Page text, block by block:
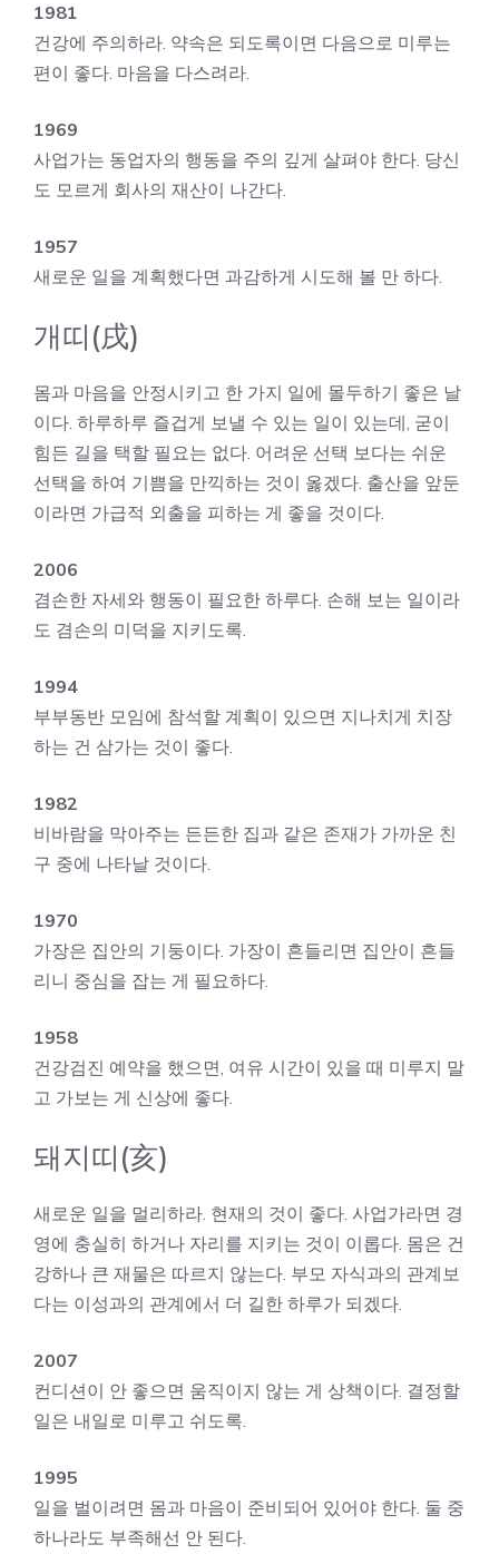
1981
건강에 주의하라. 약속은 되도록이면 다음으로 미루는
편이 좋다. 마음을 다스려라.
1969
사업가는 동업자의 행동을 주의 깊게 살펴야 한다. 당신
도 모르게 회사의 재산이 나간다.
1957
새로운 일을 계획했다면 과감하게 시도해 볼 만 하다.
개띠(戌)
몸과 마음을 안정시키고 한 가지 일에 몰두하기 좋은 날
이다. 하루하루 즐겁게 보낼 수 있는 일이 있는데, 굳이
힘든 길을 택할 필요는 없다. 어려운 선택 보다는 쉬운
선택을 하여 기쁨을 만끽하는 것이 옳겠다. 출산을 앞둔
이라면 가급적 외출을 피하는 게 좋을 것이다.
2006
겸손한 자세와 행동이 필요한 하루다. 손해 보는 일이라
도 겸손의 미덕을 지키도록.
1994
부부동반 모임에 참석할 계획이 있으면 지나치게 치장
하는 건 삼가는 것이 좋다.
1982
비바람을 막아주는 든든한 집과 같은 존재가 가까운 친
구 중에 나타날 것이다.
1970
가장은 집안의 기둥이다. 가장이 흔들리면 집안이 흔들
리니 중심을 잡는 게 필요하다.
1958
건강검진 예약을 했으면, 여유 시간이 있을 때 미루지 말
고 가보는 게 신상에 좋다.
돼지띠(亥)
새로운 일을 멀리하라. 현재의 것이 좋다. 사업가라면 경
영에 충실히 하거나 자리를 지키는 것이 이롭다. 몸은 건
강하나 큰 재물은 따르지 않는다. 부모 자식과의 관계보
다는 이성과의 관계에서 더 길한 하루가 되겠다.
2007
컨디션이 안 좋으면 움직이지 않는 게 상책이다. 결정할
일은 내일로 미루고 쉬도록.
1995
일을 벌이려면 몸과 마음이 준비되어 있어야 한다. 둘 중
하나라도 부족해선 안 된다.